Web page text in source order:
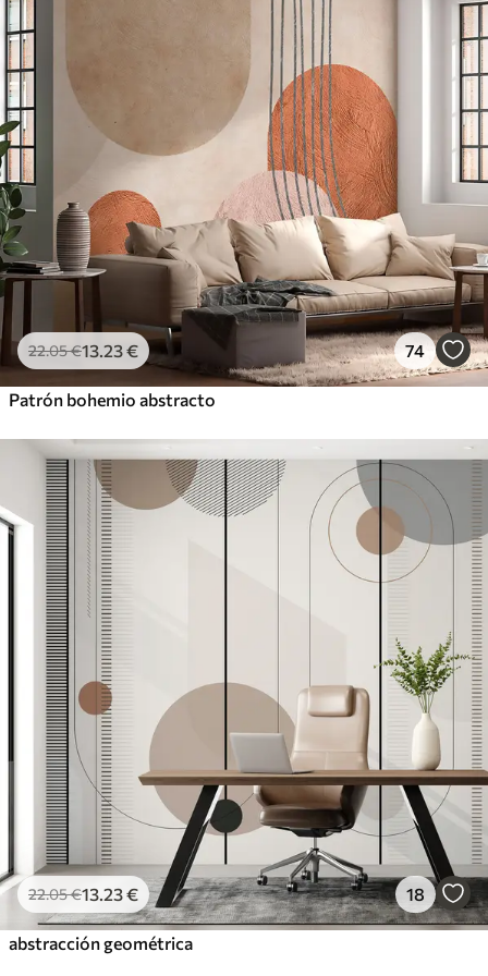
22.05€13 .23€ 74
Patrón bohemio abstracto
22.05€13 .23€ 18
abstracción geométrica